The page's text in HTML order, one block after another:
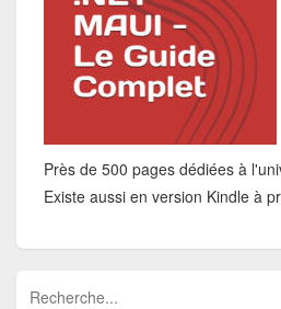
Près de 500 pages dédiées à
Existe aussi en version Kindle à